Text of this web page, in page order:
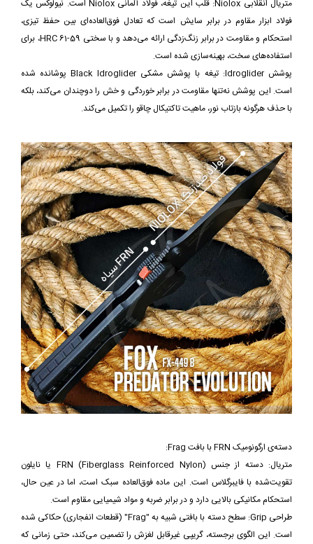
متریال انقلابی Niolox: قلب این تیغه، فولاد آلمانی Niolox است. نیولوکس یک
فولاد ابزار مقاوم در برابر سایش است که تعادل فوق‌العاده‌ای بین حفظ تیزی،
استحکام و مقاومت در برابر زنگ‌زدگی ارائه می‌دهد و با سختی 59-61 HRC، برای
استفاده‌های سخت، بهینه‌سازی شده است.
پوشش Idroglider: تیغه با پوشش مشکی Black Idroglider پوشانده شده
است. این پوشش نه‌تنها مقاومت در برابر خوردگی و خش را دوچندان می‌کند، بلکه
با حذف هرگونه بازتاب نور، ماهیت تاکتیکال چاقو را تکمیل می‌کند.
دسته‌ی ارگونومیک FRN با بافت Frag:
متریال: دسته از جنس FRN (Fiberglass Reinforced Nylon) یا نایلون
تقویت‌شده با فایبرگلاس است. این ماده فوق‌العاده سبک است، اما در عین حال،
استحکام مکانیکی بالایی دارد و در برابر ضربه و مواد شیمیایی مقاوم است.
طراحی Grip: سطح دسته با بافتی شبیه به "Frag" (قطعات انفجاری) حکاکی شده
است. این الگوی برجسته، گریپی غیرقابل لغزش را تضمین می‌کند، حتی زمانی که